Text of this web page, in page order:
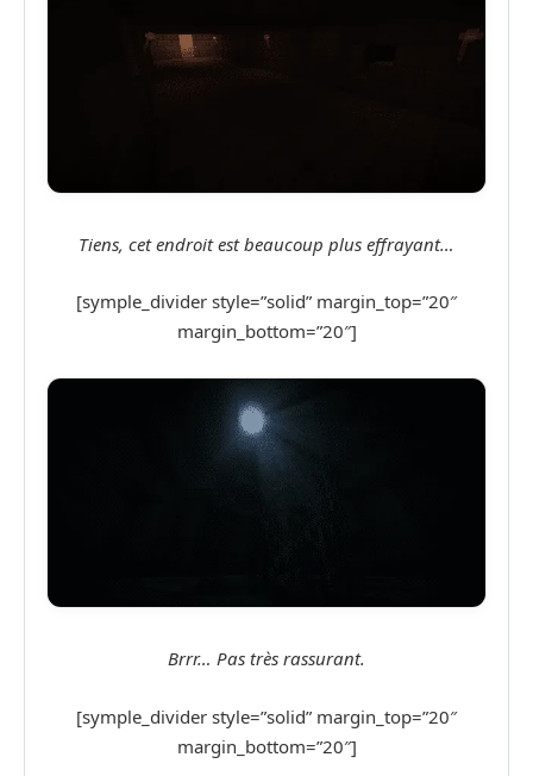
Tiens, cet endroit est beaucoup plus effrayant…
[symple_divider style=”solid” margin_top=”20″
margin_bottom=”20″]
Brrr… Pas très rassurant.
[symple_divider style=”solid” margin_top=”20″
margin_bottom=”20″]